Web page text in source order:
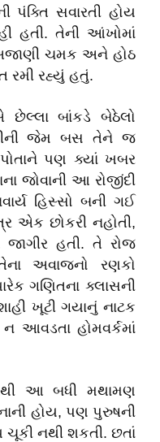
પંક્તિ સવારતી હોય
હતી. તેની આંખોમાં
ચમક અને હોઠ
રહ્યું હતું.
છેલ્લા બાંકડે બેઠેલો
જેમ બસ તેને જ
પણ ક્યાં ખબર
જોવાની આ રોજીંદી
હિસ્સો બની ગઈ
એક છોકરી નહોતી,
હતી. તે રોજ
અવાજનો રણકો
ગણિતના ક્લાસની
ખૂટી ગયાનું નાટક
આવડતા હોમવર્કમાં
આ બધી મથામણ
હોય, પણ પુરુષની
નથી શકતી. છતાં